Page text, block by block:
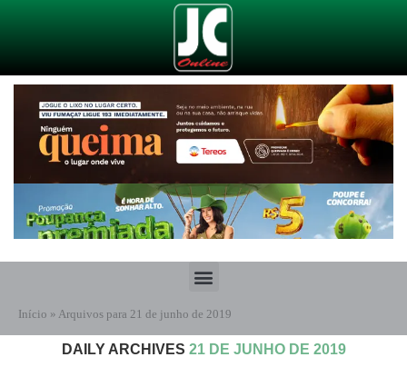
Início » Arquivos para 21 de junho de 2019
DAILY ARCHIVES 21 DE JUNHO DE 2019